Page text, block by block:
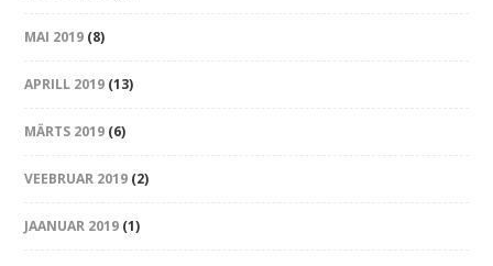
MAI 2019 (8)
APRILL 2019 (13)
MÄRTS 2019 (6)
VEEBRUAR 2019 (2)
JAANUAR 2019 (1)